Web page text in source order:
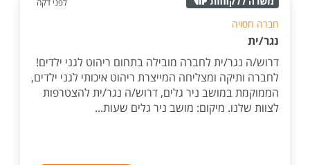
לפני דקה
חברה חסויה
נגר/ית
דרוש/ה נגר/ית לחברה מובילה בתחום ריהוט לגני ילדים!
לחברה ותיקה ומצליחה המייצרת ריהוט איכותי לגני ילדים,
הממוקמת במושב ניר גלים, דרוש/ה נגר/ית להצטרפות
לצוות שלנו. מיקום: מושב ניר גלים שעות...